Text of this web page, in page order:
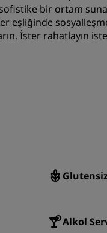
bir ortam
eşliğinde
İster rahatlayın
Alkol